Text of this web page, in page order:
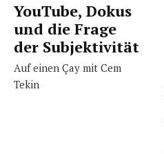
YouTube, Dokus
und die Frage
der Subjektivität
Auf einen Çay mit Cem
Tekin